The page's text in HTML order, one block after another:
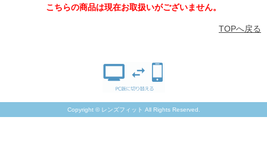
こちらの商品は現在お取扱いがございません。
TOPへ戻る
Copyright © レンズフィット All Rights Reserved.